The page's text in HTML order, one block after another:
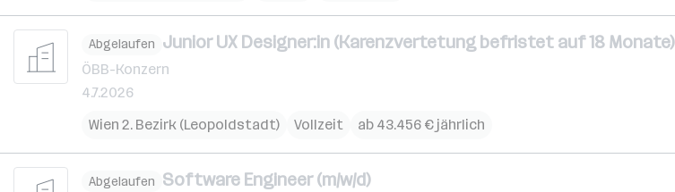
Abgelaufen Junior UX Designer:in (Karenzvertetung befristet auf 18 Monate)
ÖBB-Konzern
4.7.2026
Wien 2. Bezirk (Leopoldstadt)
Vollzeit ab 43.456 € jährlich
Abgelaufen Software Engineer (m/w/d)